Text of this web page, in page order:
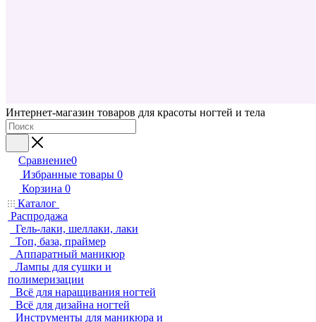
Интернет-магазин товаров для красоты ногтей и тела
Сравнение0
Избранные товары 0
Корзина 0
Каталог
Распродажа
Гель-лаки, шеллаки, лаки
Топ, база, праймер
Аппаратный маникюр
Лампы для сушки и
полимеризации
Всё для наращивания ногтей
Всё для дизайна ногтей
Инструменты для маникюра и